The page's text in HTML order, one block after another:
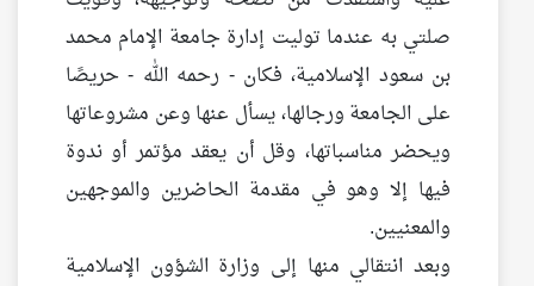
صلتي به عندما توليت إدارة جامعة الإمام محمد
بن سعود الإسلامية، فكان - رحمه الله - حريصًا
على الجامعة ورجالها، يسأل عنها وعن مشروعاتها
ويحضر مناسباتها، وقل أن يعقد مؤتمر أو ندوة
فيها إلا وهو في مقدمة الحاضرين والموجهين
والمعنيين.
وبعد انتقالي منها إلى وزارة الشؤون الإسلامية